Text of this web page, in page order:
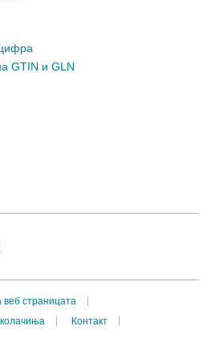
GTIN и GLN
веб страницата
Контакт